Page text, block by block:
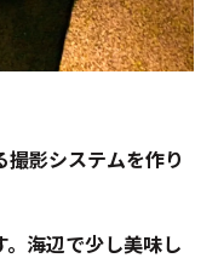
影システムを作り
。海辺で少し美味し